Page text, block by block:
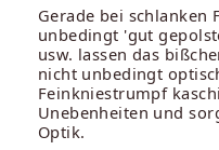
Gerade bei schlanken
unbedingt 'gut
usw. lassen das
nicht unbedingt
Feinkniestrumpf
Unebenheiten und
Optik.